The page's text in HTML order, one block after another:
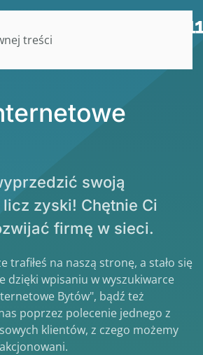
treści
swoją
zyski! Chętnie Ci
firmę w sieci.
trafiłeś na naszą stronę, a stało się
wpisaniu w wyszukiwarce
Bytów", bądź też
poprzez polecenie jednego z
klientów, z czego możemy